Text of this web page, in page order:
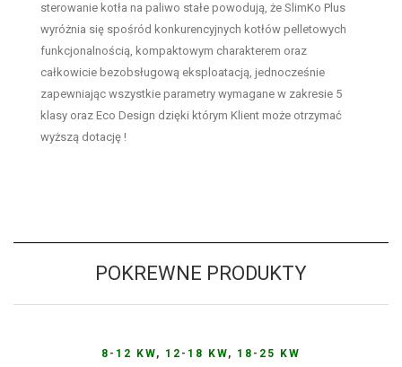
sterowanie kotła na paliwo stałe powodują, że SlimKo Plus
wyróżnia się spośród konkurencyjnych kotłów pelletowych
funkcjonalnością, kompaktowym charakterem oraz
całkowicie bezobsługową eksploatacją, jednocześnie
zapewniając wszystkie parametry wymagane w zakresie 5
klasy oraz Eco Design dzięki którym Klient może otrzymać
wyższą dotację !
POKREWNE PRODUKTY
8-12 KW, 12-18 KW, 18-25 KW